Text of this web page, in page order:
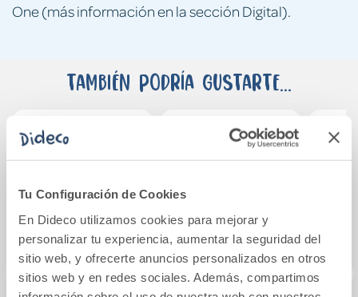
Tu Configuración de Cookies
En Dideco utilizamos cookies para mejorar y
personalizar tu experiencia, aumentar la seguridad del
sitio web, y ofrecerte anuncios personalizados en otros
sitios web y en redes sociales. Además, compartimos
One (más información en la sección Digital).
También podría gustarte...